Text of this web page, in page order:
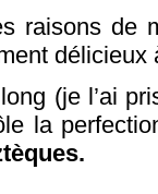
raisons de
délicieux
(je l’ai
la